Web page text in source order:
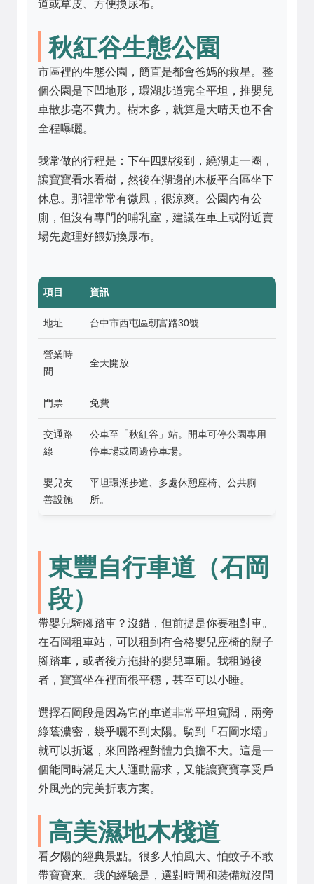
道或草皮、方便換尿布。
秋紅谷生態公園
市區裡的生態公園，簡直是都會爸媽的救星。整
個公園是下凹地形，環湖步道完全平坦，推嬰兒
車散步毫不費力。樹木多，就算是大晴天也不會
全程曝曬。
我常做的行程是：下午四點後到，繞湖走一圈，
讓寶寶看水看樹，然後在湖邊的木板平台區坐下
休息。那裡常常有微風，很涼爽。公園內有公
廁，但沒有專門的哺乳室，建議在車上或附近賣
場先處理好餵奶換尿布。
項目 資訊
地址 台中市西屯區朝富路30號
營業時
間
全天開放
門票 免費
交通路
線
公車至「秋紅谷」站。開車可停公園專用
停車場或周邊停車場。
嬰兒友
善設施
平坦環湖步道、多處休憩座椅、公共廁
所。
東豐自行車道（石岡
段）
帶嬰兒騎腳踏車？沒錯，但前提是你要租對車。
在石岡租車站，可以租到有合格嬰兒座椅的親子
腳踏車，或者後方拖掛的嬰兒車廂。我租過後
者，寶寶坐在裡面很平穩，甚至可以小睡。
選擇石岡段是因為它的車道非常平坦寬闊，兩旁
綠蔭濃密，幾乎曬不到太陽。騎到「石岡水壩」
就可以折返，來回路程對體力負擔不大。這是一
個能同時滿足大人運動需求，又能讓寶寶享受戶
外風光的完美折衷方案。
高美濕地木棧道
看夕陽的經典景點。很多人怕風大、怕蚊子不敢
帶寶寶來。我的經驗是，選對時間和裝備就沒問